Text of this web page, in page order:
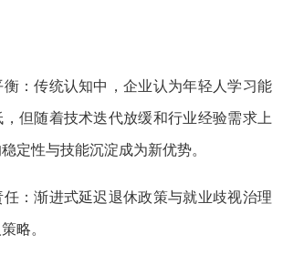
衡：传统认知中，企业认为年轻人学习能
但随着技术迭代放缓和行业经验需求上
定性与技能沉淀成为新优势。
：渐进式延迟退休政策与就业歧视治理
略。